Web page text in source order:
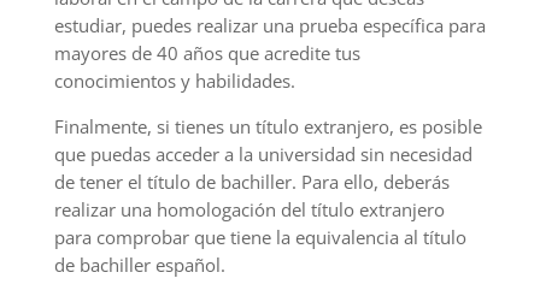
estudiar, puedes realizar una prueba específica para
mayores de 40 años que acredite tus
conocimientos y habilidades.
Finalmente, si tienes un título extranjero, es posible
que puedas acceder a la universidad sin necesidad
de tener el título de bachiller. Para ello, deberás
realizar una homologación del título extranjero
para comprobar que tiene la equivalencia al título
de bachiller español.